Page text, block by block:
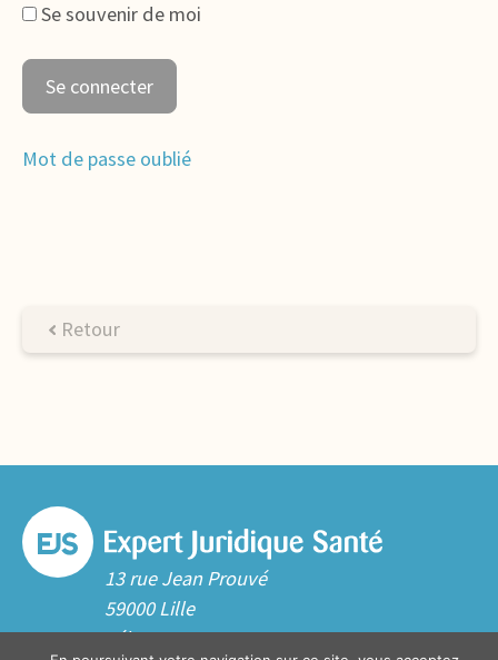
Se souvenir de moi
Mot de passe oublié
Retour
13 rue Jean Prouvé
59000 Lille
Tél. 03 20 06 70 10